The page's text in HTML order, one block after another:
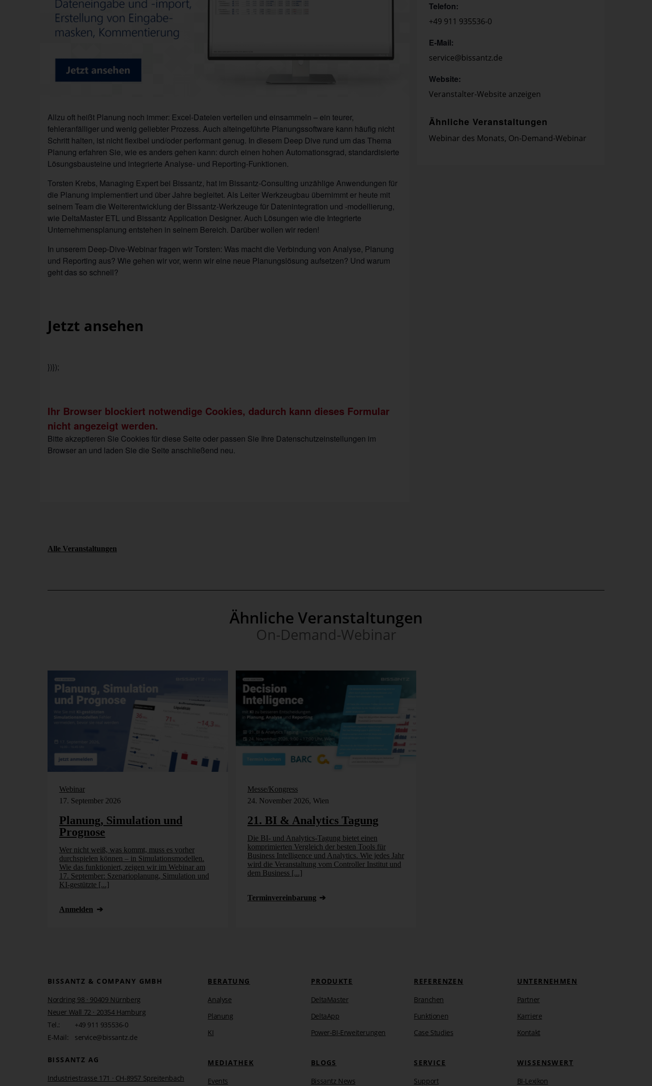
Allzu oft heißt Planung noch immer: Excel-Dateien verteilen und einsammeln – ein teurer,
fehleranfälliger und wenig geliebter Prozess. Auch alteingeführte Planungssoftware kann häufig nicht
Schritt halten, ist nicht flexibel und/oder performant genug. In diesem Deep Dive rund um das Thema
Planung erfahren Sie, wie es anders gehen kann: durch einen hohen Automationsgrad, standardisierte
Lösungsbausteine und integrierte Analyse- und Reporting-Funktionen.
Torsten Krebs, Managing Expert bei Bissantz, hat im Bissantz-Consulting unzählige Anwendungen für
die Planung implementiert und über Jahre begleitet. Als Leiter Werkzeugbau übernimmt er heute mit
seinem Team die Weiterentwicklung der Bissantz-Werkzeuge für Datenintegration und -modellierung,
wie DeltaMaster ETL und Bissantz Application Designer. Auch Lösungen wie die Integrierte
Unternehmensplanung entstehen in seinem Bereich. Darüber wollen wir reden!
In unserem Deep-Dive-Webinar fragen wir Torsten: Was macht die Verbindung von Analyse, Planung
und Reporting aus? Wie gehen wir vor, wenn wir eine neue Planungslösung aufsetzen? Und warum
geht das so schnell?
Jetzt ansehen
})});
Ihr Browser blockiert notwendige Cookies, dadurch kann dieses Formular
nicht angezeigt werden.
Bitte akzeptieren Sie Cookies für diese Seite oder passen Sie Ihre Datenschutzeinstellungen im
Browser an und laden Sie die Seite anschließend neu.
Telefon:
+49 911 935536-0
E-Mail:
service@bissantz.de
Website:
Veranstalter-Website anzeigen
Ähnliche Veranstaltungen
Webinar des Monats, On-Demand-Webinar
Alle Veranstaltungen
Ähnliche Veranstaltungen
On-Demand-Webinar
Webinar
17. September 2026
Planung, Simulation und
Prognose
Wer nicht weiß, was kommt, muss es vorher
durchspielen können – in Simulationsmodellen.
Wie das funktioniert, zeigen wir im Webinar am
17. September: Szenarioplanung, Simulation und
KI-gestützte [...]
Anmelden
Messe/Kongress
24. November 2026, Wien
21. BI & Analytics Tagung
Die BI- und Analytics-Tagung bietet einen
komprimierten Vergleich der besten Tools für
Business Intelligence und Analytics. Wie jedes Jahr
wird die Veranstaltung vom Controller Institut und
dem Business [...]
Termin­vereinbarung
BISSANTZ & COMPANY GMBH
Nordring 98 · 90409 Nürnberg
Neuer Wall 72 · 20354 Hamburg
Tel.:
+49 911 935536-0
E-Mail:
service@bissantz.de
BISSANTZ AG
Industriestrasse 171 · CH-8957 Spreitenbach
BERATUNG
Analyse
Planung
KI
MEDIATHEK
Events
PRODUKTE
DeltaMaster
DeltaApp
Power-BI-Erweiterungen
BLOGS
Bissantz News
REFERENZEN
Branchen
Funktionen
Case Studies
SERVICE
Support
UNTERNEHMEN
Partner
Karriere
Kontakt
WISSENSWERT
BI-Lexikon